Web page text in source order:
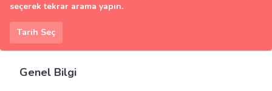
seçerek tekrar arama yapın.
Tarih Seç
Genel Bilgi